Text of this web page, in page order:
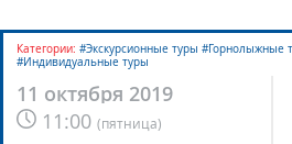
11 октября 2019
11:00 (пятница)
Категории: #Экскурсионные туры #Горнолыжные
#Индивидуальные туры